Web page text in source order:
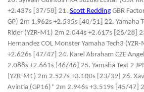
+2.437s [37/58] 21. Scott Redding GBR
GP) 2m 1.962s +2.535s [40/51] 22. Yamaha
Rider (YZR-M1) 2m 2.044s +2.617s [26/28]
Hernandez COL Monster Yamaha Tech3
+2.626s [47/47] 24. Karel Abraham CZE
2.088s +2.661s [46/46] 25. Yamaha Test 2
(YZR-M1) 2m 2.527s +3.100s [23/39] 26.
Avintia (GP16)* 2m 2.946s +3.519s [45/47]